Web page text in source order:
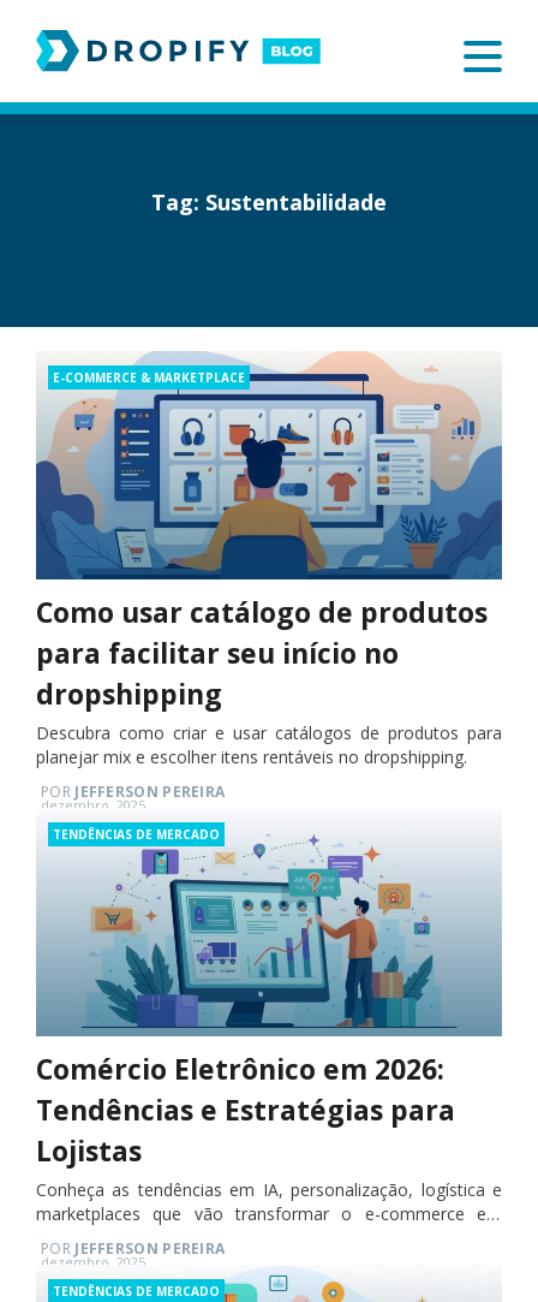
content
Tag: Sustentabilidade
Categories
E-COMMERCE & MARKETPLACE
Como usar catálogo de produtos
para facilitar seu início no
dropshipping
Descubra como criar e usar catálogos de produtos para
planejar mix e escolher itens rentáveis no dropshipping.
PORJEFFERSON PEREIRA
Posted
on
dezembro, 2025
Categories
TENDÊNCIAS DE MERCADO
Comércio Eletrônico em 2026:
Tendências e Estratégias para
Lojistas
Conheça as tendências em IA, personalização, logística e
marketplaces que vão transformar o e-commerce em
2026.
PORJEFFERSON PEREIRA
Posted
on
dezembro, 2025
Categories
TENDÊNCIAS DE MERCADO